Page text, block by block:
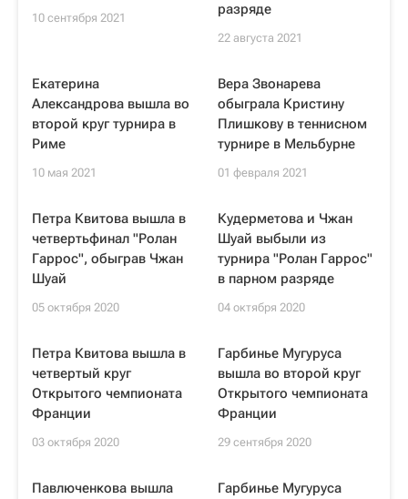
10 сентября 2021
разряде
22 августа 2021
Екатерина
Александрова вышла во
второй круг турнира в
Риме
10 мая 2021
Вера Звонарева
обыграла Кристину
Плишкову в теннисном
турнире в Мельбурне
01 февраля 2021
Петра Квитова вышла в
четвертьфинал "Ролан
Гаррос", обыграв Чжан
Шуай
05 октября 2020
Кудерметова и Чжан
Шуай выбыли из
турнира "Ролан Гаррос"
в парном разряде
04 октября 2020
Петра Квитова вышла в
четвертый круг
Открытого чемпионата
Франции
03 октября 2020
Гарбинье Мугуруса
вышла во второй круг
Открытого чемпионата
Франции
29 сентября 2020
Павлюченкова вышла
Гарбинье Мугуруса